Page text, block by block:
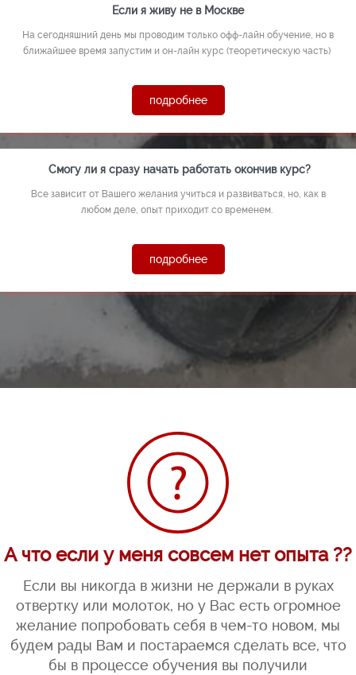
Если я живу не в Москве
На сегодняшний день мы проводим только офф-лайн обучение, но в
ближайшее время запустим и он-лайн курс (теоретическую часть)
подробнее
Смогу ли я сразу начать работать окончив курс?
Все зависит от Вашего желания учиться и развиваться, но, как в
любом деле, опыт приходит со временем.
подробнее
А что если у меня совсем нет опыта ??
Если вы никогда в жизни не держали в руках
отвертку или молоток, но у Вас есть огромное
желание попробовать себя в чем-то новом, мы
будем рады Вам и постараемся сделать все, что
бы в процессе обучения вы получили